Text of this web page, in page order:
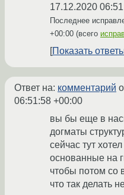
17.12.2020
Последнее
+00:00 (всего
Показать
Ответ на: комментарий
06:51:58 +00:00
вы бы еще в
догматы
сейчас тут
основанные на
чтобы потом со
что так делать